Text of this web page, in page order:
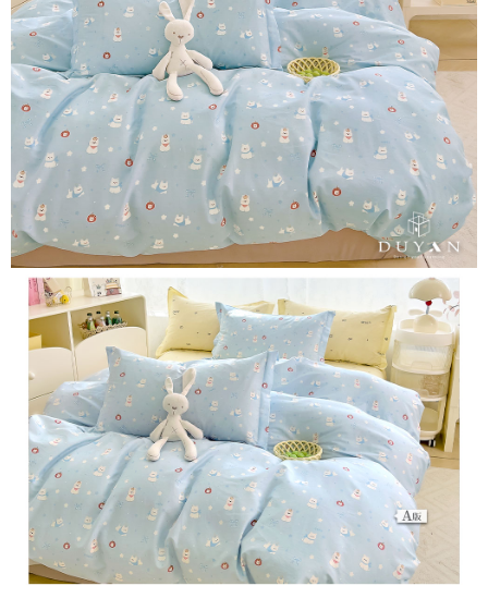
1.分期款項不併入電信帳單，「大哥付你分期」於每月結算日後寄送繳費提
醒簡訊。
2.透過簡訊連結打開帳單後，可選擇「超商條碼／台灣大直營門市／銀行轉
帳／街口支付／iPASS MONEY」等通路繳費。
【注意事項】
1.本服務係由「台灣大哥大股份有限公司」（以下簡稱本公司）所提供，讓
用戶於交易時，得透過本服務購買商品或服務，並由商店將買賣／分期付款
買賣價金債權讓與本公司後，依約使用本公司帳單繳交帳款。
2.基於同意付款使用「大哥付你分期」之契約關係目的，商店將以您的個人
資料（包含姓名、電話或地址）提供予台灣大哥大進項蒐集、處理及利用，
由本公司與您本人進行分期帳單所需資料之確認、核對及更正。
3.完整用戶服務條款，請詳閱以下連結：https://oppay.tw/userRule
【「AFTEE先享後付」結帳流程】
１．於結帳方式選擇「AFTEE先享後付」後，將跳轉至「AFTEE先享後付」
結帳頁面，進行簡訊認證並確認金額後，即可完成結帳。
２．訂單成立數日內，您將收到繳費通知簡訊。
３．收到繳費通知簡訊後14天內，點擊此簡訊中的連結，可透過四大超商／
ATM／網路銀行／等多元方式進行付款，方視為交易完成。
※ 請注意：結帳手續完成當下不需立刻繳費，但若您需要取消訂單，請聯絡
購買商品的店家。未經商家同意取消之訂單仍視為有效，需透過AFTEE先享
後付繳納相關費用。
※ 交易是否成功請以「AFTEE先享後付 」之結帳頁面顯示為準，若有關於
是否繳費成功／繳費後需取消欲退款等相關疑問，請聯繫「AFTEE先享後付
客戶支援中心」https://netprotections.freshdesk.com/support/home
【注意事項】
１．透過由恩沛科技股份有限公司提供之「AFTEE先享後付」服務完成之交
易，需依本服務之必要範圍內提供個人資料，並將交易相關給付款項請求債
權轉讓予恩沛科技股份有限公司。
２．關於個人資料處理事宜，請瀏覽以下網址：
https://aftee.tw/terms/#terms3
３．未成年的使用者請事先徵得法定代理人或監護人之同意方可使用
「AFTEE先享後付」，若未經同意申辦者引起之損失，本公司不負相關責
任。
４．使用「AFTEE先享後付」時，將依據個別帳號之用戶狀況，依本公司即
時審查核予不同之上限額度；若仍有額度不足之情形，本公司將視審查結果
請求用戶進行身份認證。
５．嚴禁一人註冊多個帳號或使用他人資訊註冊。若發現惡意使用之情形，
恩沛科技股份有限公司將有權停止該用戶之使用額度並採取法律行動。
運送方式
全家取貨付款
每筆NT$60，滿NT$999(含以上)免運費
付款後全家取貨
每筆NT$60，滿NT$999(含以上)免運費
7-11取貨付款
每筆NT$60，滿NT$999(含以上)免運費
付款後7-11取貨
每筆NT$60，滿NT$999(含以上)免運費
新竹貨運
每筆NT$80，滿NT$999(含以上)免運費